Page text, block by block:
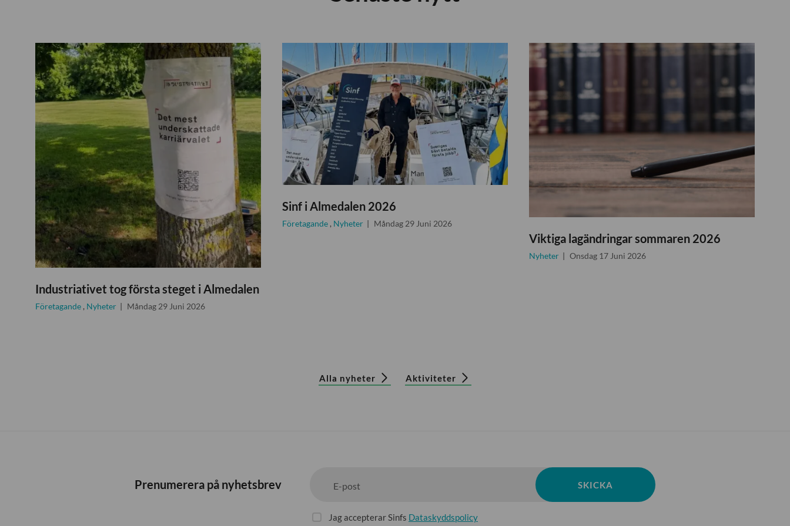
Industriativet tog första steget i Almedalen
Företagande , Nyheter Måndag 29 Juni 2026
Sinf i Almedalen 2026
Företagande , Nyheter Måndag 29 Juni 2026
Viktiga lagändringar sommaren 2026
Nyheter Onsdag 17 Juni 2026
Alla nyheter Aktiviteter
Prenumerera på nyhetsbrev E-post SKICKA
Jag accepterar Sinfs Dataskyddspolicy